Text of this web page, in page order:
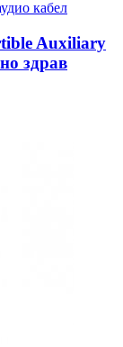
Auxiliary
здрав